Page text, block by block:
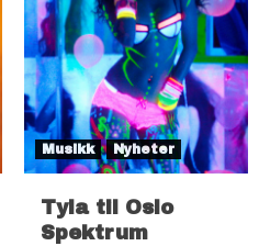
Musikk Nyheter
Tyla til Oslo
Spektrum